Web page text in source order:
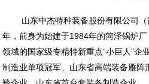
山东中杰特种装备股份有限公司
年，前身为始建于1984年的菏泽锅炉
领域的国家级专精特新重点“小巨人”企
制造业单项冠军、山东省高端装备雁阵